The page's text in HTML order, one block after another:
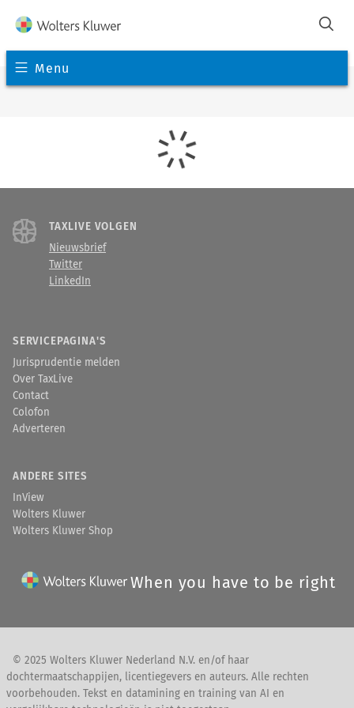
Menu
TAXLIVE VOLGEN
Nieuwsbrief
Twitter
LinkedIn
SERVICEPAGINA'S
Jurisprudentie melden
Over TaxLive
Contact
Colofon
Adverteren
ANDERE SITES
InView
Wolters Kluwer
Wolters Kluwer Shop
When you have to be right
© 2025 Wolters Kluwer Nederland N.V. en/of haar
dochtermaatschappijen, licentiegevers en auteurs. Alle rechten
voorbehouden. Tekst en datamining en training van AI en